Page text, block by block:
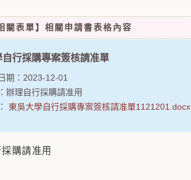
關表單】相關申請書表格內容
自行採購專案簽核請准單
期： 2023-12-01
辦理自行採購請准用
東吳大學自行採購專案簽核請准單1121201.docx
購請准用